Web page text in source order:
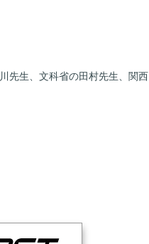
先生、文科省の田村先生、関西